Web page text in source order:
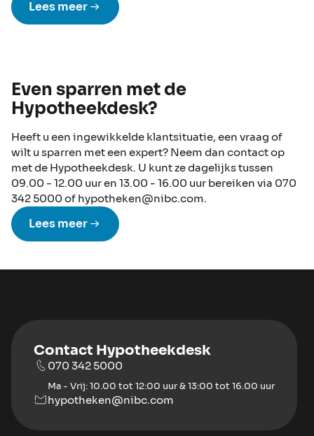
Lees meer
Even sparren met de
Hypotheekdesk?
Heeft u een ingewikkelde klantsituatie, een vraag of
wilt u sparren met een expert? Neem dan contact op
met de Hypotheekdesk. U kunt ze dagelijks tussen
09.00 - 12.00 uur en 13.00 - 16.00 uur bereiken via 070
342 5000 of hypotheken@nibc.com.
Lees meer
Contact Hypotheekdesk
070 342 5000
Ma - Vrij: 10.00 tot 12:00 uur & 13:00 tot 16.00 uur
hypotheken@nibc.com